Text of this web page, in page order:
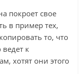
покроет свое
в пример тех,
то, что
к
хотят они этого